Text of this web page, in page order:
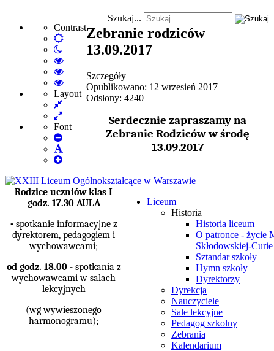
Contrast
Default
mode
High
Contrast
Black
White
High
Contrast
Black
Yellow
High
Contrast
Yellow
mode
Layout
Fixed
layout
Wide
layout
Font
Set
Font
Set
Font
Szukaj...
Liceum
Historia
Historia liceum
O patronce - życie
Skłodowskiej-Curie
Sztandar szkoły
Hymn szkoły
Dyrektorzy
Dyrekcja
Nauczyciele
Sale lekcyjne
Pedagog szkolny
Zebrania
Kalendarium
Zebranie rodziców
13.09.2017
Szczegóły
Opublikowano: 12 wrzesień 2017
Odsłony: 4240
Serdecznie zapraszamy na
Zebranie Rodziców w środę
13.09.2017
Rodzice uczniów klas I
godz. 17.30 AULA
- spotkanie informacyjne z
dyrektorem, pedagogiem i
wychowawcami;
od godz. 18.00- spotkania z
wychowawcami w salach
lekcyjnych
(wg wywieszonego
harmonogramu);